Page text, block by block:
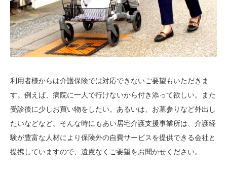
利用者様からは介護保険では対応できないご要望もいただきま
す。例えば、病院に一人で行けないから付き添って欲しい。また
受診後に少しお買い物をしたい。あるいは、お墓参りなど外出し
たいなどなど。そんな時にもあい居宅介護支援事業所は、介護経
験が豊富な人材により保険外の自費サービスを提供できる会社と
提携していますので、遠慮なくご要望をお聞かせください。